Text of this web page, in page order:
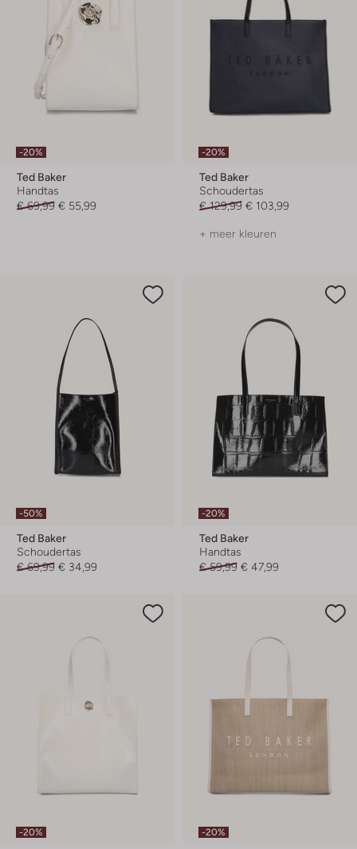
-20%
Ted Baker
Handtas
€ 69,99 € 55,99
-20%
Ted Baker
Schoudertas
€ 129,99 € 103,99
+ meer kleuren
-50%
Ted Baker
Schoudertas
€ 69,99 € 34,99
-20%
Ted Baker
Handtas
€ 59,99 € 47,99
-20% -20%